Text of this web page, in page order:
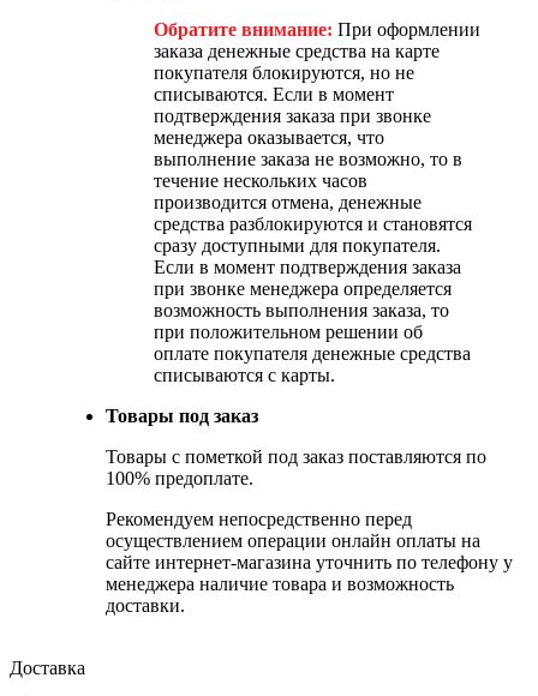
Обратите внимание: При оформлении
заказа денежные средства на карте
покупателя блокируются, но не
списываются. Если в момент
подтверждения заказа при звонке
менеджера оказывается, что
выполнение заказа не возможно, то в
течение нескольких часов
производится отмена, денежные
средства разблокируются и становятся
сразу доступными для покупателя.
Если в момент подтверждения заказа
при звонке менеджера определяется
возможность выполнения заказа, то
при положительном решении об
оплате покупателя денежные средства
списываются с карты.
Товары под заказ
Товары с пометкой под заказ поставляются по
100% предоплате.
Рекомендуем непосредственно перед
осуществлением операции онлайн оплаты на
сайте интернет-магазина уточнить по телефону у
менеджера наличие товара и возможность
доставки.
Доставка